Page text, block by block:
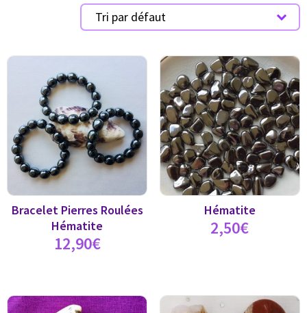
Bracelet Pierres Roulées
Hématite
12,90€
Hématite
2,50€